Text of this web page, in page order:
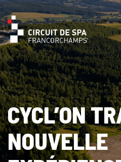
CYCL’ON
NOUVELLE